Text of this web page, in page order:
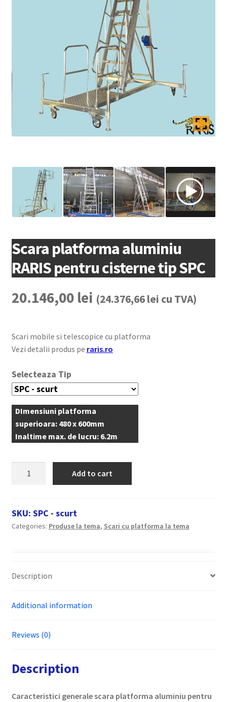
Scara platforma aluminiu
RARIS pentru cisterne tip SPC
20.146,00 lei (24.376,66lei cu TVA)
Scari mobile si telescopice cu platforma
Vezi detalii produs pe raris.ro
Tip
DImensiuni platforma
superioara: 480 x 600mm
Inaltime max. de lucru: 6.2m
pentru
cisterne
Add to cart
SKU: SPC - scurt
Categories: Produse la tema, Scari cu platforma la tema
Description
Additional information
Reviews (0)
Description
Caracteristici generale scara platforma aluminiu pentru